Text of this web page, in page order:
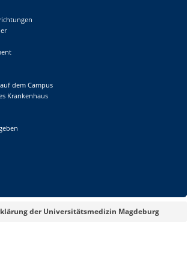
dem Campus
Krankenhaus
der Universitätsmedizin Magdeburg